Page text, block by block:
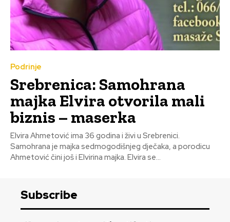
Podrinje
Srebrenica: Samohrana
majka Elvira otvorila mali
biznis – maserka
Elvira Ahmetović ima 36 godina i živi u Srebrenici.
Samohrana je majka sedmogodišnjeg dječaka, a porodicu
Ahmetović čini još i Elvirina majka. Elvira se...
Subscribe